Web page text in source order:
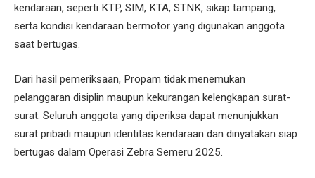
kendaraan, seperti KTP, SIM, KTA, STNK, sikap tampang,
serta kondisi kendaraan bermotor yang digunakan anggota
saat bertugas.
Dari hasil pemeriksaan, Propam tidak menemukan
pelanggaran disiplin maupun kekurangan kelengkapan surat-
surat. Seluruh anggota yang diperiksa dapat menunjukkan
surat pribadi maupun identitas kendaraan dan dinyatakan siap
bertugas dalam Operasi Zebra Semeru 2025.